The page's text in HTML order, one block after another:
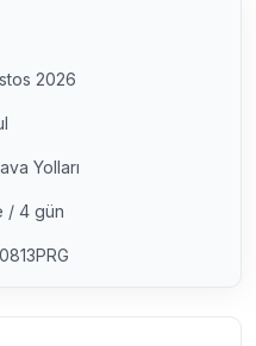
2026
Yolları
/ 4 gün